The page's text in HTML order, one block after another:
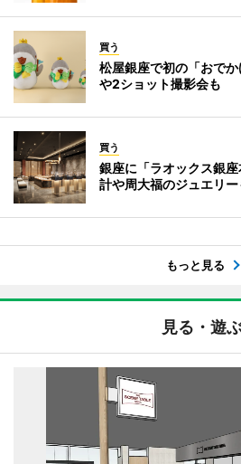
買う
松屋銀座で初の「おで
や2ショット撮影会も
買う
銀座に「ラオックス銀
計や周大福のジュエリー
もっと見る
見る・遊